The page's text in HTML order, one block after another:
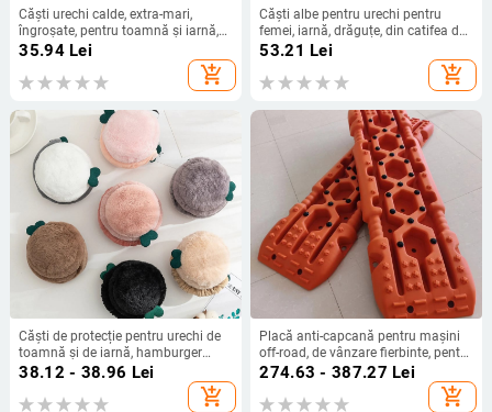
Căști urechi calde, extra-mari,
îngroșate, pentru toamnă și iarnă,
pentru adulți, căști urechi din pluș
pentru bărbați și femei, rezistente la
frig și exterior
35.94Lei
add_shopping_cart
Căști albe pentru urechi pentru
femei, iarnă, drăguțe, din catifea de
pluș, 2024, noi, căști groase și
calde, tremolo, cartea mică roșie,
distribuție
53.21 Lei
add_shopping_cart
Căști de protecție pentru urechi de
toamnă și de iarnă, hamburger
creativ, cald, pentru bărbați și femei,
drăguț, pentru studenți, pliabil, de
pluș, pentru copii, husă pentru
38.12 - 38.96 Lei
add_shopping_cart
Placă anti-capcană pentru mașini
off-road, de vânzare fierbinte, pentru
exterior, pentru auto-salvare, în
cazul sedimentelor de zăpadă,
placă antiderapantă de urgență
274.63 - 387.27 Lei
add_shopping_cart